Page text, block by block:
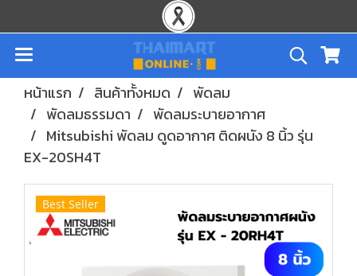
หน้าแรก สินค้าทั้งหมด
พัดลม
พัดลมธรรมดา
พัดลมระบายอากาศ
Mitsubishi พัดลม ดูดอากาศ ติดผนัง 8 นิ้ว รุ่น
EX-20SH4T
Best Seller